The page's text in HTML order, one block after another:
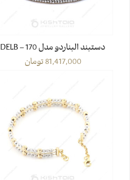
دستبند البناردو مدل DELB – 170
81,417,000تومان